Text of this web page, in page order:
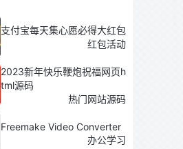
支付宝每天集心愿必得大红包
红包活动
2023新年快乐鞭炮祝福网页h
tml源码
热门网站源码
Freemake Video Converter
办公学习